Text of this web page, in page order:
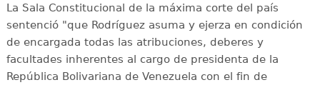
La Sala Constitucional de la máxima corte del país
sentenció "que Rodríguez asuma y ejerza en condición
de encargada todas las atribuciones, deberes y
facultades inherentes al cargo de presidenta de la
República Bolivariana de Venezuela con el fin de